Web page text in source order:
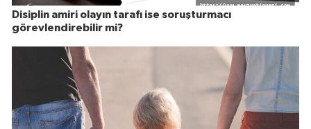
Disiplin amiri olayın tarafı ise soruşturmacı
görevlendirebilir mi?